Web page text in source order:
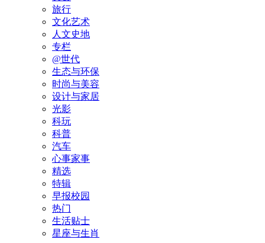
旅行
文化艺术
人文史地
专栏
@世代
生态与环保
时尚与美容
设计与家居
光影
科玩
科普
汽车
心事家事
精选
特辑
早报校园
热门
生活贴士
星座与生肖